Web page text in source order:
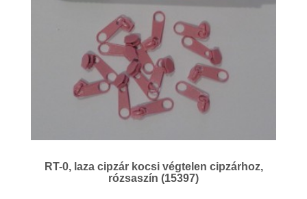
RT-0, laza cipzár kocsi végtelen cipzárhoz,
rózsaszín (15397)